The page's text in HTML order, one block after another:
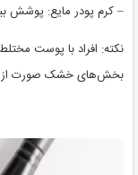
– کرم پودر مایع: پوشش
نکته: افراد با پوست
بخش‌های خشک صورت از